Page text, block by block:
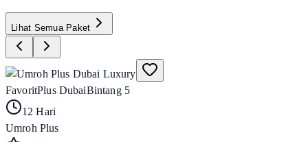
Lihat Semua Paket
FavoritPlus DubaiBintang 5
12 Hari
Umroh Plus